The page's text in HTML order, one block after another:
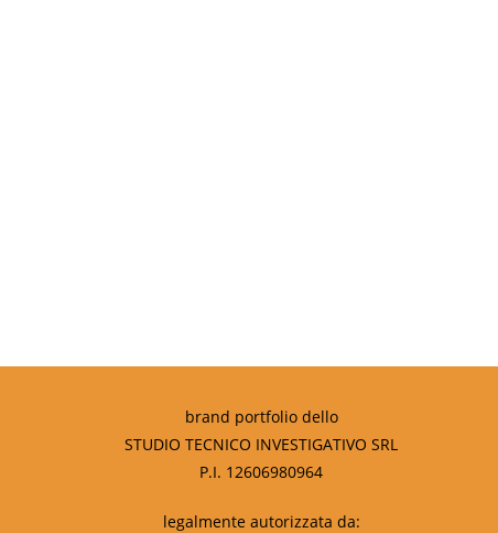
brand portfolio dello
STUDIO TECNICO INVESTIGATIVO SRL
P.I. 12606980964
legalmente autorizzata da: